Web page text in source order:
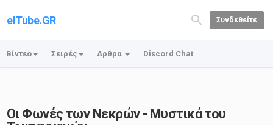
elTube.GR Συνδεθείτε
Βίντεο Σειρές Αρθρα Discord Chat
Οι Φωνές των Νεκρών - Μυστικά του